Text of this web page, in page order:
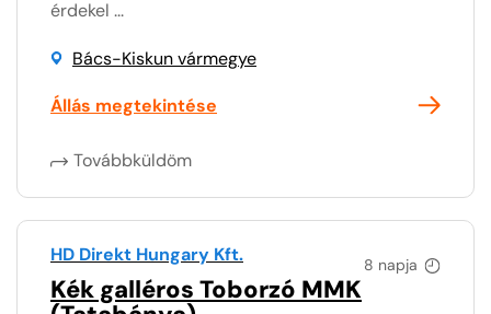
érdekel ...
Bács-Kiskun vármegye
Állás megtekintése
Továbbküldöm
8 napja
HD Direkt Hungary Kft.
Kék galléros Toborzó MMK